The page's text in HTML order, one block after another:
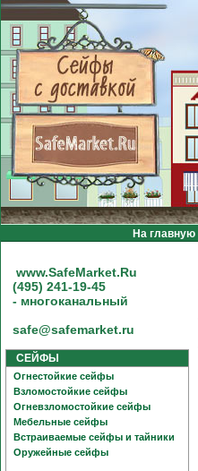
На главную
www.SafeMarket.Ru
(495) 241-19-45
- многоканальный
safe@safemarket.ru
СЕЙФЫ
Огнестойкие сейфы
Взломостойкие сейфы
Огневзломостойкие сейфы
Мебельные сейфы
Встраиваемые сейфы и тайники
Оружейные сейфы